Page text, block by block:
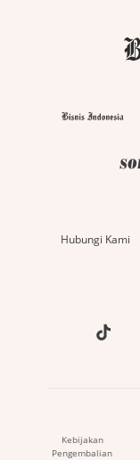
Hubungi Kami
Kebijakan
Pengembalian